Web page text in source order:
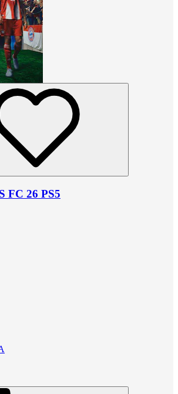
FC 26 PS5